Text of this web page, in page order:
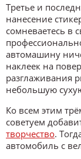
Третье и
нанесение
сомневаетесь в
автомашину
наклеек на
разглаживания
небольшую
Ко всем этим
советуем
творчество.
автомобиль с